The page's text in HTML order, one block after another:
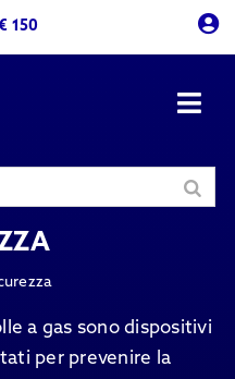
150
a gas sono dispositivi
per prevenire la